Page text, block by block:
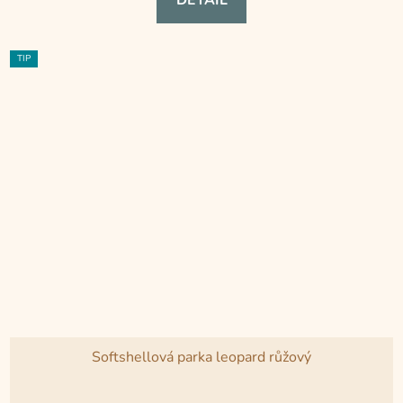
z
TIP
Softshellová parka leopard růžový